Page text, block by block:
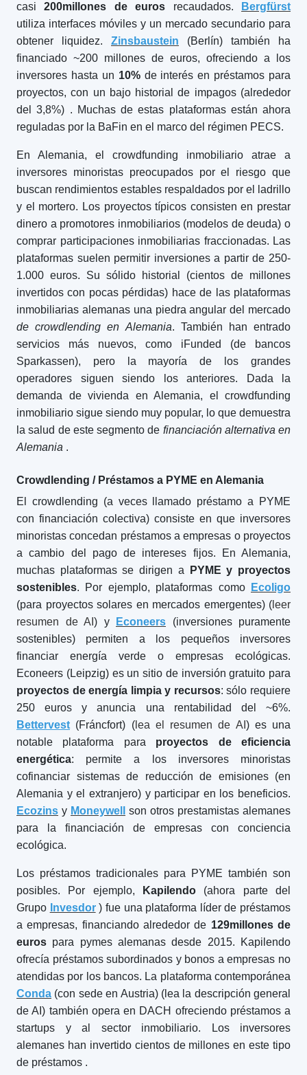
casi200millones de euros recaudados.
Bergfürst
utiliza interfaces móviles y un mercado secundario para
obtener liquidez. Zinsbaustein (Berlín) también ha
financiado ~200 millones de euros, ofreciendo a los
inversores hasta un 10%de interés en préstamos para
proyectos, con un bajo historial de impagos (alrededor
del 3,8%) . Muchas de estas plataformas están ahora
reguladas por la BaFin en el marco del régimen PECS.
En Alemania, el crowdfunding inmobiliario atrae a
inversores minoristas preocupados por el riesgo que
buscan rendimientos estables respaldados por el ladrillo
y el mortero. Los proyectos típicos consisten en prestar
dinero a promotores inmobiliarios (modelos de deuda) o
comprar participaciones inmobiliarias fraccionadas. Las
plataformas suelen permitir inversiones a partir de 250-
1.000 euros. Su sólido historial (cientos de millones
invertidos con pocas pérdidas) hace de las plataformas
inmobiliarias alemanas una piedra angular del mercado
de crowdlending en Alemania. También han entrado
servicios más nuevos, como iFunded (de bancos
Sparkassen), pero la mayoría de los grandes
operadores siguen siendo los anteriores. Dada la
demanda de vivienda en Alemania, el crowdfunding
inmobiliario sigue siendo muy popular, lo que demuestra
la salud de este segmento de financiación alternativa en
Alemania .
Crowdlending / Préstamos a PYME en Alemania
El crowdlending (a veces llamado préstamo a PYME
con financiación colectiva) consiste en que inversores
minoristas concedan préstamos a empresas o proyectos
a cambio del pago de intereses fijos. En Alemania,
muchas plataformas se dirigen a
PYME y proyectos
sostenibles. Por ejemplo, plataformas como
Ecoligo
(para proyectos solares en mercados emergentes) ( leer
resumen de AI ) y Econeers (inversiones puramente
sostenibles) permiten a los pequeños inversores
financiar energía verde o empresas ecológicas.
Econeers (Leipzig) es un sitio de inversión gratuito para
proyectos de energía limpia y recursos: sólo requiere
250 euros y anuncia una rentabilidad del ~6%.
Bettervest (Fráncfort) (lea el resumen de AI ) es una
notable plataforma para proyectos de eficiencia
energética: permite a los inversores minoristas
cofinanciar sistemas de reducción de emisiones (en
Alemania y el extranjero) y participar en los beneficios.
Ecozins y Moneywell
son otros prestamistas alemanes
para la financiación de empresas con conciencia
ecológica.
Los préstamos tradicionales para PYME también son
posibles. Por ejemplo,
Kapilendo (ahora parte del
Grupo Invesdor) fue una plataforma líder de préstamos
a empresas, financiando alrededor de 129millones de
euros para pymes alemanas desde 2015. Kapilendo
ofrecía préstamos subordinados y bonos a empresas no
atendidas por los bancos. La plataforma contemporánea
Conda (con sede en Austria) (lea la descripción general
de AI) también opera en DACH ofreciendo préstamos a
startups y al sector inmobiliario. Los inversores
alemanes han invertido cientos de millones en este tipo
de préstamos .